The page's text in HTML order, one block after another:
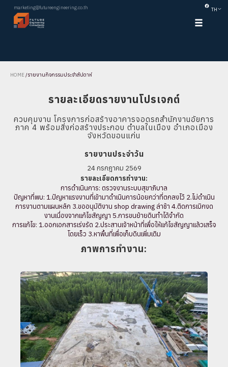
TH
marketing@futureengineering.co.th
HOME/รายงานกิจกรรมประจำสัปดาห์
รายละเอียดรายงานโปรเจกต์
ควบคุมงาน โครงการก่อสร้างอาคารจอดรถสำนักงานอัยการ
ภาค 4 พร้อมสิ่งก่อสร้างประกอบ ตำบลในเมือง อำเภอเมือง
จังหวัดขอนแก่น
รายงานประจำวัน
24 กรกฎาคม 2569
รายละเอียดการทำงาน:
การดำเนินการ: ตรวจงานระบบสุขาภิบาล
ปัญหาที่พบ: 1.ปัญหาแรงงานที่เข้ามาดำเนินการน้อยกว่าที่ตกลงไว้ 2.ไม่ดำเนิน
การงานตามแผนหลัก 3.ขออนุมัติงาน shop drawing ล่าช้า 4.ติดการเบิกงด
งานเนื่องจากแก้ไขสัญญา 5.การขนย้ายดินทำได้จำกัด
การแก้ไข: 1.ออกเอกสารเร่งรัด 2.ประสานเจ้าหน้าที่เพื่อให้แก้ไขสัญญาแล้วเสร็จ
โดยเร็ว 3.หาพื้นที่เพื่อเก็บดินเพิ่มเติม
ภาพการทำงาน: